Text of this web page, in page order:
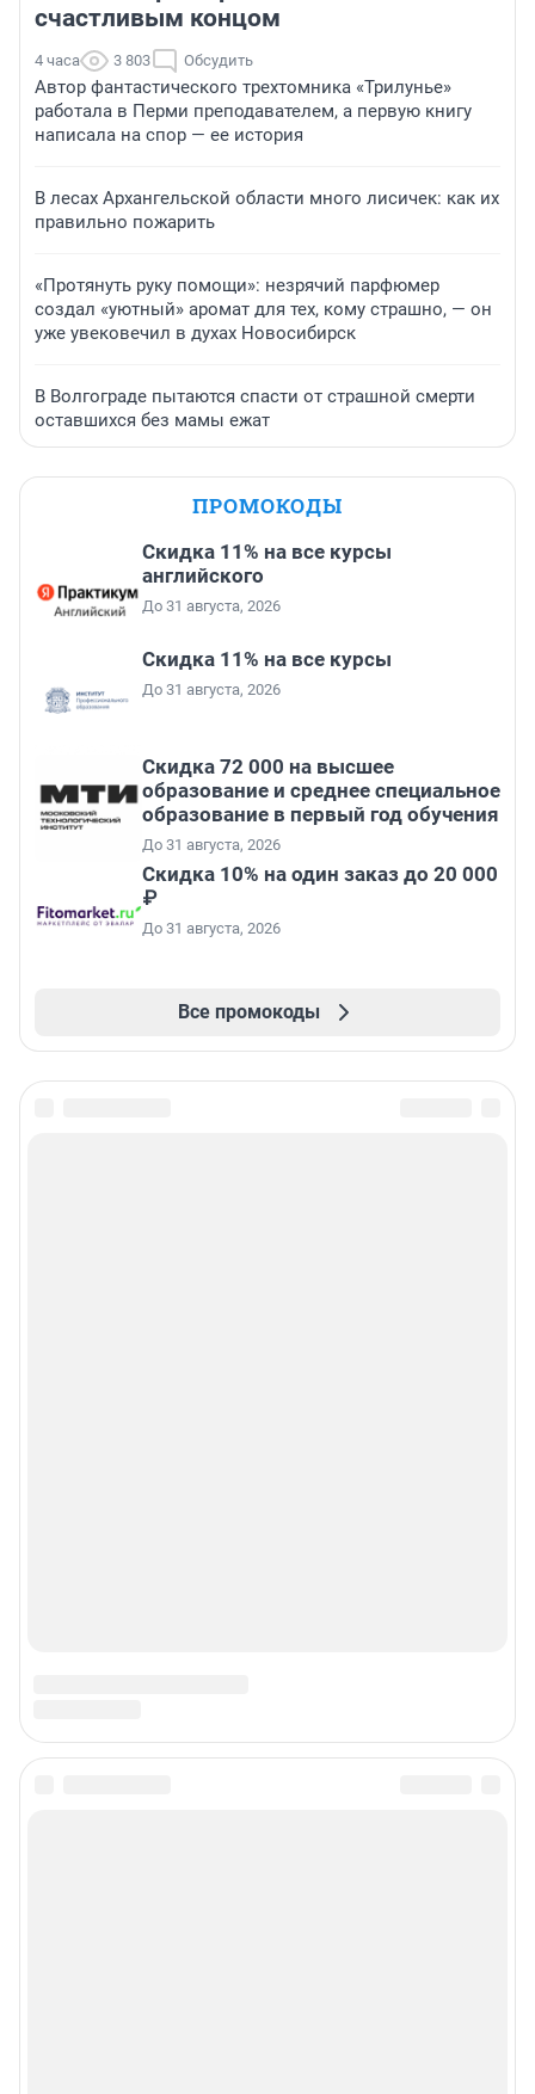
счастливым концом
4 часа 3 803 Обсудить
Автор фантастического трехтомника «Трилунье»
работала в Перми преподавателем, а первую книгу
написала на спор — ее история
В лесах Архангельской области много лисичек: как их
правильно пожарить
«Протянуть руку помощи»: незрячий парфюмер
создал «уютный» аромат для тех, кому страшно, — он
уже увековечил в духах Новосибирск
В Волгограде пытаются спасти от страшной смерти
оставшихся без мамы ежат
ПРОМОКОДЫ
Скидка 11% на все курсы
английского
До 31 августа, 2026
Скидка 11% на все курсы
До 31 августа, 2026
Скидка 72 000 на высшее
образование и среднее специальное
образование в первый год обучения
До 31 августа, 2026
Скидка 10% на один заказ до 20 000
₽
До 31 августа, 2026
Все промокоды